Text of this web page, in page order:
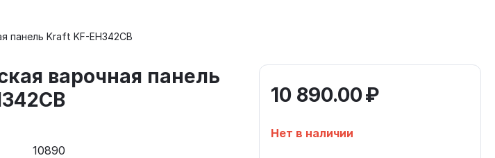
панель Kraft KF-EH342CB
варочная панель
10890
10 890.00₽
Нет в наличии